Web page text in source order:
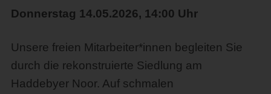
Donnerstag 14.05.2026, 14:00 Uhr
Unsere freien Mitarbeiter*innen begleiten Sie
durch die rekonstruierte Siedlung am
Haddebyer Noor. Auf schmalen